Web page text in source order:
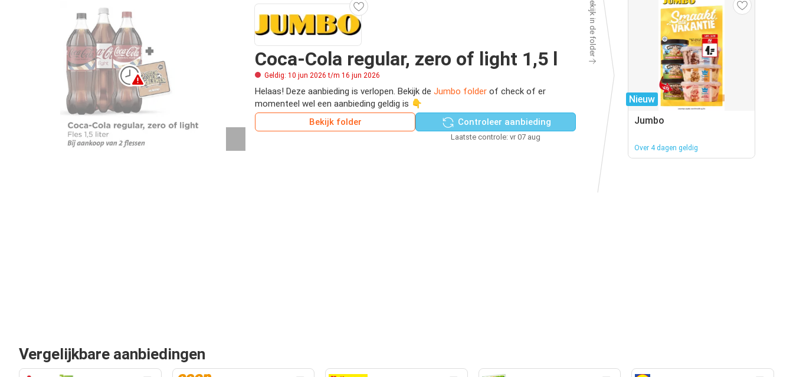
Coca-Cola regular, zero of light 1,5 l
Geldig: 10 jun 2026 t/m 16 jun 2026
Helaas! Deze aanbieding is verlopen. Bekijk de Jumbo folder of check of er
momenteel wel een aanbieding geldig is 👇
Bekijk folder
Controleer aanbieding
Laatste controle: vr 07 aug
Bekijk in de folder
Nieuw
Jumbo
Over 4 dagen geldig
Vergelijkbare aanbiedingen